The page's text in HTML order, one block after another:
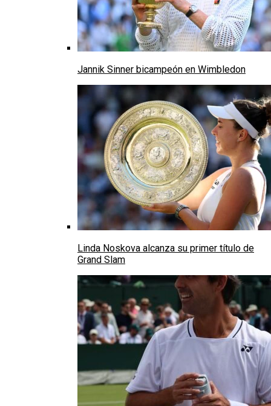
Jannik Sinner bicampeón en Wimbledon
Linda Noskova alcanza su primer título de
Grand Slam